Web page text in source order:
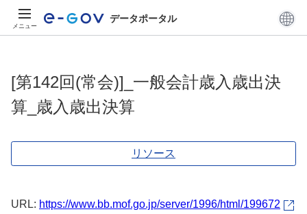
メニュー
データポータル
[第142回(常会)]_一般会計歳入歳出決
算_歳入歳出決算
リソース
URL: https://www.bb.mof.go.jp/server/1996/html/199672